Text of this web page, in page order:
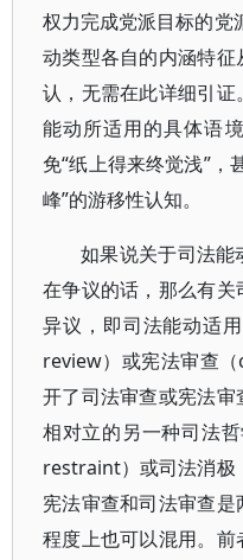
权力完成党派目标的党
动类型各自的内涵特
认，无需在此详细引
能动所适用的具体语
免“纸上得来终觉浅”，
峰”的游移性认知。
如果说关于司法能
在争议的话，那么有
异议，即司法能动适
review）或宪法审查
开了司法审查或宪法
相对立的另一种司法
restraint）或司法消极
宪法审查和司法审查
程度上也可以混用。